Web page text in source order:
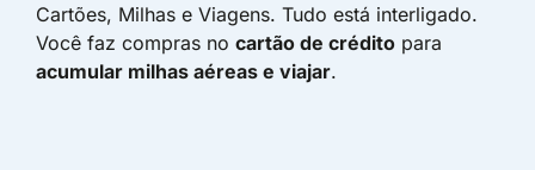
Cartões, Milhas e Viagens. Tudo está interligado.
Você faz compras no cartão de crédito para
acumular milhas aéreas e viajar.